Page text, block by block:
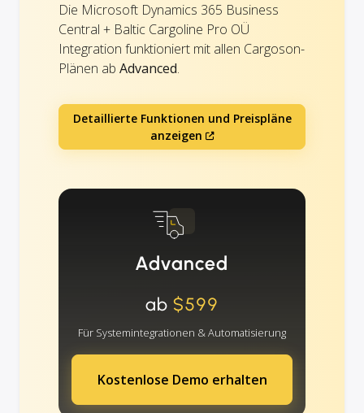
Die Microsoft Dynamics 365 Business
Central + Baltic Cargoline Pro OÜ
Integration funktioniert mit allen Cargoson-
Plänen ab Advanced.
Detaillierte Funktionen und Preispläne
anzeigen
Advanced
ab$599
Für Systemintegrationen & Automatisierung
Kostenlose Demo erhalten